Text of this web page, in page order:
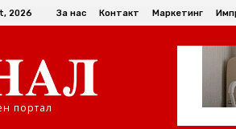
2026 За нас Контакт Маркетинг
портал